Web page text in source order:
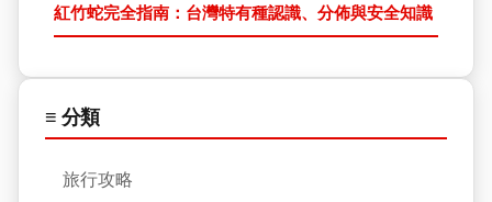
紅竹蛇完全指南：台灣特有種認識、分佈與安全知識
≡ 分類
旅行攻略